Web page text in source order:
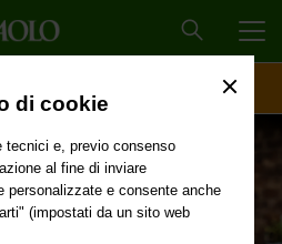
di cookie
e, previo consenso
al fine di inviare
personalizzate e consente anche
(impostati da un sito web